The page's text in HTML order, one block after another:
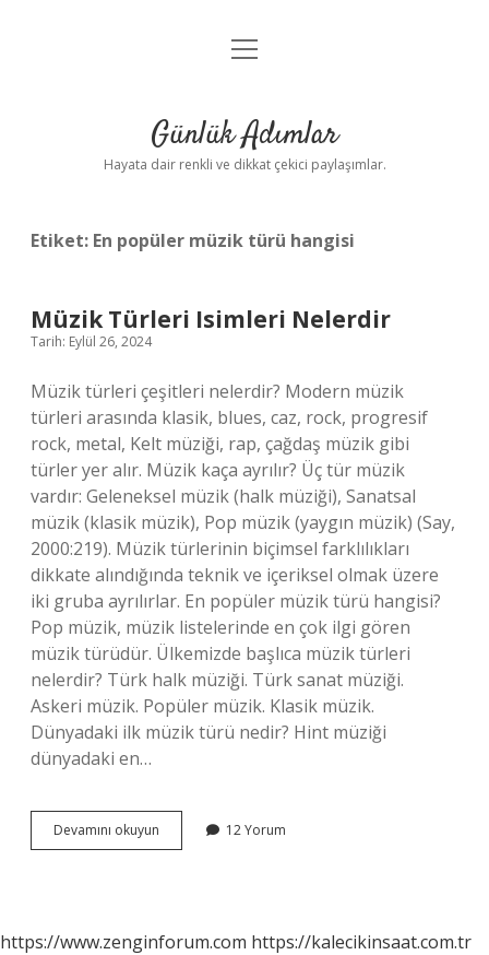
Anasayfa
Yasal Uyarı
menüyü
Günlük Adımlar
Hayata dair renkli ve dikkat çekici paylaşımlar.
Etiket: En popüler müzik türü hangisi
Müzik Türleri Isimleri Nelerdir
Tarih: Eylül 26, 2024
Müzik türleri çeşitleri nelerdir? Modern müzik
türleri arasında klasik, blues, caz, rock, progresif
rock, metal, Kelt müziği, rap, çağdaş müzik gibi
türler yer alır. Müzik kaça ayrılır? Üç tür müzik
vardır: Geleneksel müzik (halk müziği), Sanatsal
müzik (klasik müzik), Pop müzik (yaygın müzik) (Say,
2000:219). Müzik türlerinin biçimsel farklılıkları
dikkate alındığında teknik ve içeriksel olmak üzere
iki gruba ayrılırlar. En popüler müzik türü hangisi?
Pop müzik, müzik listelerinde en çok ilgi gören
müzik türüdür. Ülkemizde başlıca müzik türleri
nelerdir? Türk halk müziği. Türk sanat müziği.
Askeri müzik. Popüler müzik. Klasik müzik.
Dünyadaki ilk müzik türü nedir? Hint müziği
dünyadaki en…
Devamını okuyun
Türleri
12 Yorum
https://www.zenginforum.com https://kalecikinsaat.com.tr